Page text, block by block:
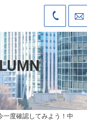
一度確認してみよう！中